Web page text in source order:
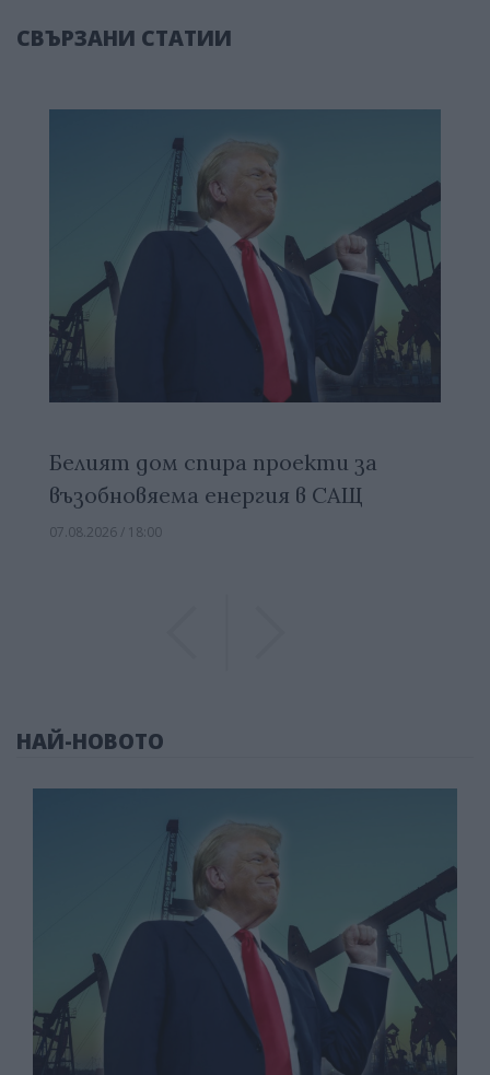
СВЪРЗАНИ СТАТИИ
Белият дом спира проекти за
възобновяема енергия в САЩ
07.08.2026 / 18:00
НАЙ-НОВОТО